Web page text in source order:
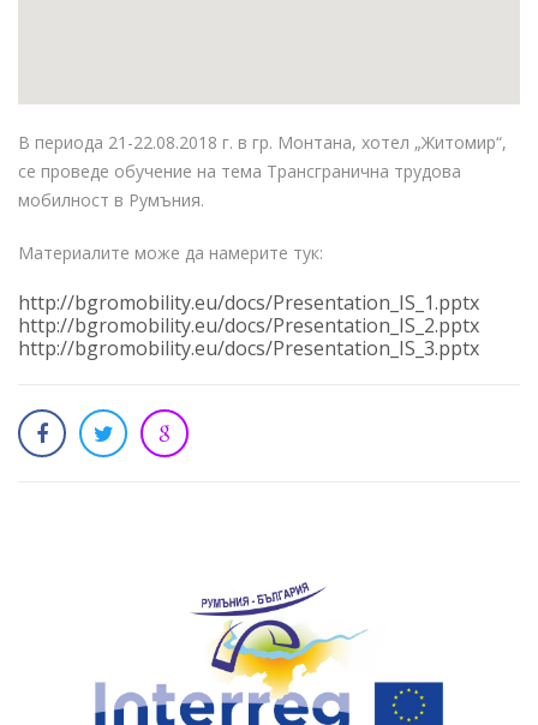
В периода 21-22.08.2018 г. в гр. Монтана, хотел „Житомир“,
се проведе обучение на тема Трансгранична трудова
мобилност в Румъния.
Материалите може да намерите тук:
http://bgromobility.eu/docs/Presentation_IS_1.pptx
http://bgromobility.eu/docs/Presentation_IS_2.pptx
http://bgromobility.eu/docs/Presentation_IS_3.pptx